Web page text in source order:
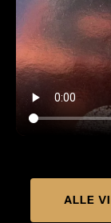
ALLE